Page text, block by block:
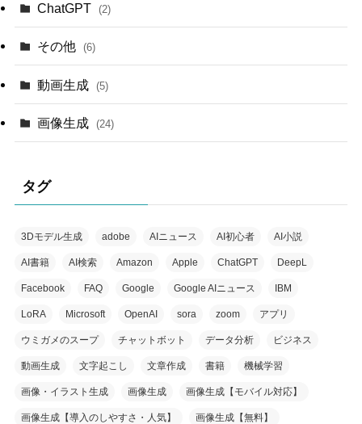
ChatGPT (2)
その他 (6)
動画生成 (5)
画像生成 (24)
タグ
3Dモデル生成 adobe AIニュース AI初心者 AI小説
AI書籍 AI検索 Amazon Apple ChatGPT DeepL
Facebook FAQ Google Google AIニュース IBM
LoRA Microsoft OpenAI sora zoom アプリ
ウミガメのスープ チャットボット データ分析 ビジネス
動画生成 文字起こし 文章作成 書籍 機械学習
画像・イラスト生成 画像生成 画像生成【モバイル対応】
画像生成【導入のしやすさ・人気】 画像生成【無料】